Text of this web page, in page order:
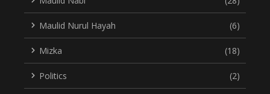
Maulid Nurul Hayah (6)
Mizka (18)
Politics (2)